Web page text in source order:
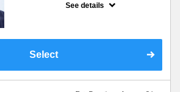
気軽なスパです☆
See details
Select